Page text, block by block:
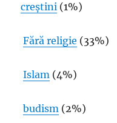
creștini (1%)
Fără religie (33%)
Islam (4%)
budism (2%)